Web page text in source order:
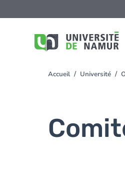
au
You
Accueil Université